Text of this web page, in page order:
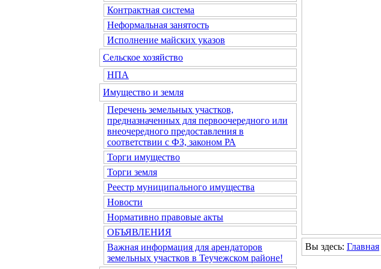
Контрактная система
Неформальная занятость
Исполнение майских указов
Сельское хозяйство
НПА
Имущество и земля
Перечень земельных участков,
предназначенных для первоочередного или
внеочередного предоставления в
соответствии с ФЗ, законом РА
Торги имущество
Торги земля
Реестр муниципального имущества
Новости
Нормативно правовые акты
ОБЪЯВЛЕНИЯ
Важная информация для арендаторов
земельных участков в Теучежском районе!
Вы здесь: Главная